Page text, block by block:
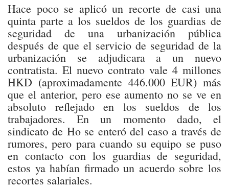
Hace poco se aplicó un recorte de casi una
quinta parte a los sueldos de los guardias de
seguridad de una urbanización pública
después de que el servicio de seguridad de la
urbanización se adjudicara a un nuevo
contratista. El nuevo contrato vale 4 millones
HKD (aproximadamente 446.000 EUR) más
que el anterior, pero ese aumento no se ve en
absoluto reflejado en los sueldos de los
trabajadores. En un momento dado, el
sindicato de Ho se enteró del caso a través de
rumores, pero para cuando su equipo se puso
en contacto con los guardias de seguridad,
estos ya habían firmado un acuerdo sobre los
recortes salariales.